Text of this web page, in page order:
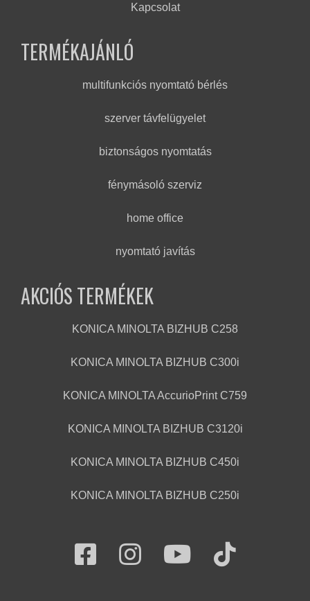
Kapcsolat
TERMÉKAJÁNLÓ
multifunkciós nyomtató bérlés
szerver távfelügyelet
biztonságos nyomtatás
fénymásoló szerviz
home office
nyomtató javítás
AKCIÓS TERMÉKEK
KONICA MINOLTA BIZHUB C258
KONICA MINOLTA BIZHUB C300i
KONICA MINOLTA AccurioPrint C759
KONICA MINOLTA BIZHUB C3120i
KONICA MINOLTA BIZHUB C450i
KONICA MINOLTA BIZHUB C250i